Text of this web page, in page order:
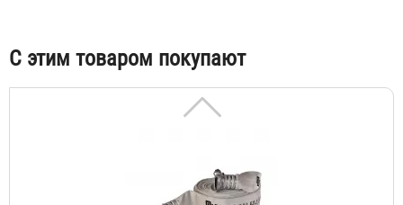
С этим товаром покупают
РС-50.01А